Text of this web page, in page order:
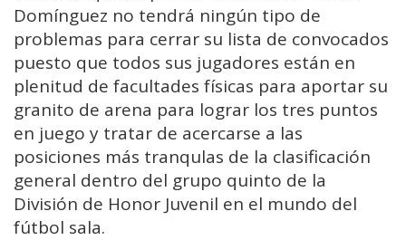
Domínguez no tendrá ningún tipo de
problemas para cerrar su lista de convocados
puesto que todos sus jugadores están en
plenitud de facultades físicas para aportar su
granito de arena para lograr los tres puntos
en juego y tratar de acercarse a las
posiciones más tranqulas de la clasificación
general dentro del grupo quinto de la
División de Honor Juvenil en el mundo del
fútbol sala.